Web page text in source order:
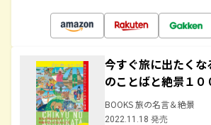
今すぐ旅に出たく
のことばと絶景１０
BOOKS 旅の名言＆絶景
2022.11.18 発売